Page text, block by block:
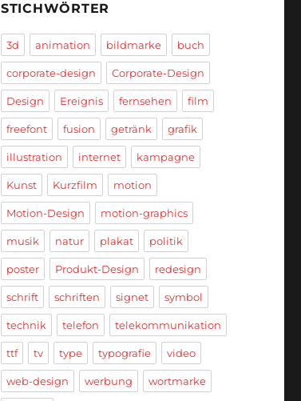
STICHWÖRTER
3d animation bildmarke buch
corporate-design Corporate-Design
Design Ereignis fernsehen film
freefont fusion getränk grafik
illustration internet kampagne
Kunst Kurzfilm motion
Motion-Design motion-graphics
musik natur plakat politik
poster Produkt-Design redesign
schrift schriften signet symbol
technik telefon telekommunikation
ttf tv type typografie video
web-design werbung wortmarke